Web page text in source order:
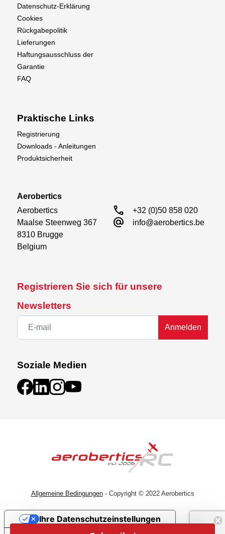
Registrieren Sie sich für unsere
Newsletters
Anmelden
Soziale Medien
Datenschutz-Erklärung
Cookies
Rückgabepolitik
Lieferungen
Haftungsausschluss der
Garantie
FAQ
Praktische Links
Registrierung
Downloads - Anleitungen
Produktsicherheit
Aerobertics
Aerobertics
Maalse Steenweg 367
8310 Brugge
Belgium
call +32 (0)50 858 020
alternate_email info@aerobertics.be
Allgemeine Bedingungen - Copyright © 2022 Aerobertics
Ihre Datenschutzeinstellungen